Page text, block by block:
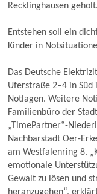
Recklinghausen geholt.
Entstehen soll ein
Kinder in
Das Deutsche
Uferstraße 2–4 in
Notlagen. Weitere
Familienbüro der
„TimePartner“-
Nachbarstadt Oer-
am Westfalenring 8.
emotionale
Gewalt zu lösen und
heranzugehen“,